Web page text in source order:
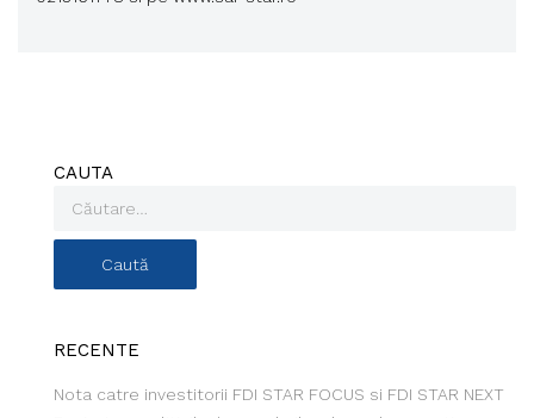
CAUTA
RECENTE
Nota catre investitorii FDI STAR FOCUS si FDI STAR NEXT